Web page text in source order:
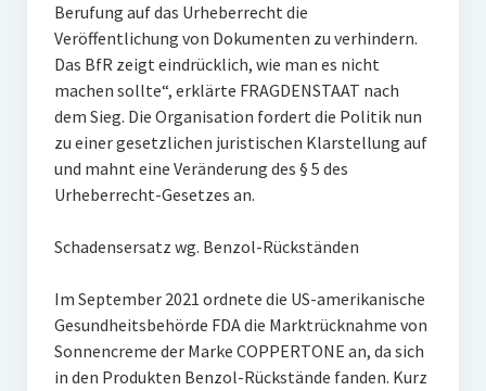
Berufung auf das Urheberrecht die
Veröffentlichung von Dokumenten zu verhindern.
Das BfR zeigt eindrücklich, wie man es nicht
machen sollte“, erklärte FRAGDENSTAAT nach
dem Sieg. Die Organisation fordert die Politik nun
zu einer gesetzlichen juristischen Klarstellung auf
und mahnt eine Veränderung des § 5 des
Urheberrecht-Gesetzes an.
Schadensersatz wg. Benzol-Rückständen
Im September 2021 ordnete die US-amerikanische
Gesundheitsbehörde FDA die Marktrücknahme von
Sonnencreme der Marke COPPERTONE an, da sich
in den Produkten Benzol-Rückstände fanden. Kurz